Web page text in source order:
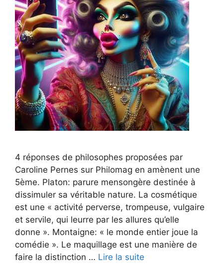
4 réponses de philosophes proposées par
Caroline Pernes sur Philomag en amènent une
5ème. Platon: parure mensongère destinée à
dissimuler sa véritable nature. La cosmétique
est une « activité perverse, trompeuse, vulgaire
et servile, qui leurre par les allures qu’elle
donne ». Montaigne: « le monde entier joue la
comédie ». Le maquillage est une manière de
faire la distinction … Lire la suite